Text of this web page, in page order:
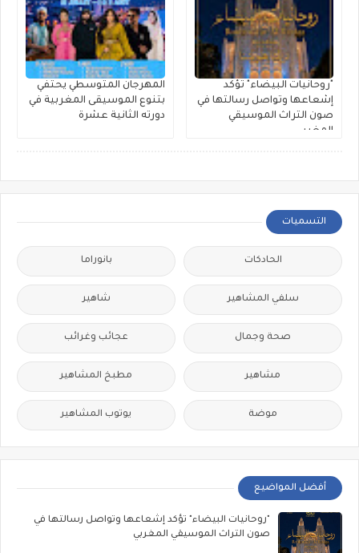
"روحانيات البيضاء" تؤكد
إشعاعها وتواصل رسالتها في
صون التراث الموسيقي
المغربي
المهرجان المتوسطي يحتفي
بتنوع الموسيقى المغربية في
دورته الثانية عشرة
التسميات
الحادكات بانوراما
سلفي المشاهير شاهير
صحة وجمال عجائب وغرائب
مشاهير مطبخ المشاهير
موضة يوتوب المشاهير
أفضل المواضيع
"روحانيات البيضاء" تؤكد إشعاعها وتواصل رسالتها في
صون التراث الموسيقي المغربي